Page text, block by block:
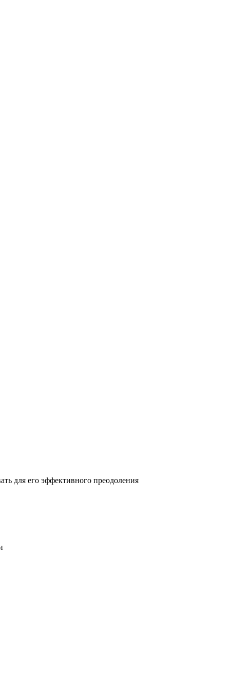
для его эффективного преодоления